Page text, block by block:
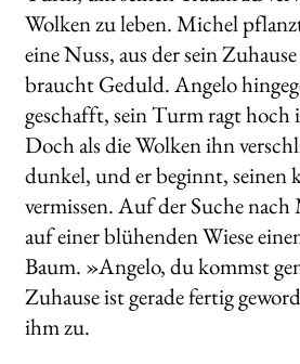
Wolken zu leben. Michel
eine Nuss, aus der sein
braucht Geduld. Angelo
geschafft, sein Turm ragt
Doch als die Wolken ihn
dunkel, und er beginnt, seinen
vermissen. Auf der Suche
auf einer blühenden Wiese
Baum. »Angelo, du kommst
Zuhause ist gerade fertig
ihm zu.